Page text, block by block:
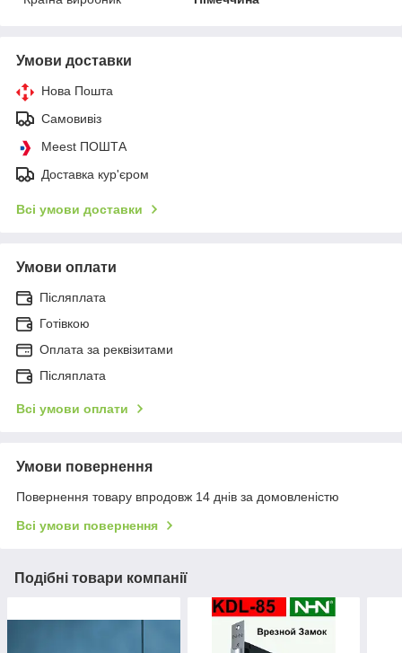
Умови доставки
Нова Пошта
Самовивіз
Meest ПОШТА
Доставка кур'єром
Всі умови доставки
Умови оплати
Післяплата
Готівкою
Оплата за реквізитами
Післяплата
Всі умови оплати
Умови повернення
Повернення товару впродовж 14 днів за домовленістю
Всі умови повернення
Подібні товари компанії